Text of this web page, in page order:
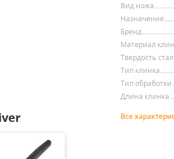
Вид ножа
Назначение
Бренд
Материал
Твердость
Тип клинка
Тип обработки
Длина клинка
Все